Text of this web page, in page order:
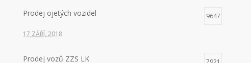
Prodej ojetých vozidel 9647
17 ZÁŘÍ, 2018
Prodej vozů ZZS LK